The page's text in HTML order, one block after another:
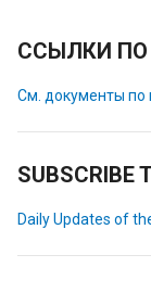
ССЫЛКИ ПО
См. документы по
SUBSCRIBE
Daily Updates of